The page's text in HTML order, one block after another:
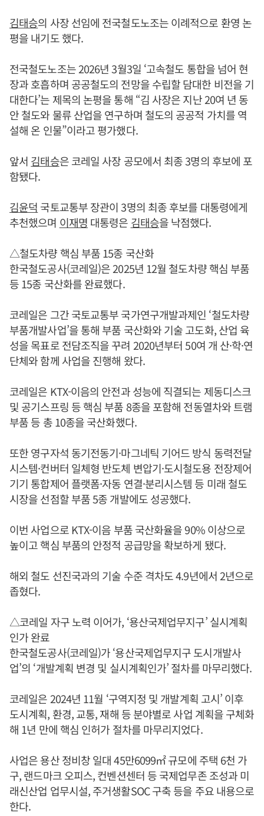
김태승의 사장 선임에 전국철도노조는 이례적으로 환영 논
평을 내기도 했다.
전국철도노조는 2026년 3월3일 ‘고속철도 통합을 넘어 현
장과 호흡하며 공공철도의 전망을 수립할 담대한 비전을 기
대한다’는 제목의 논평을 통해 “김 사장은 지난 20여 년 동
안 철도와 물류 산업을 연구하며 철도의 공공적 가치를 역
설해 온 인물”이라고 평가했다.
앞서 김태승은 코레일 사장 공모에서 최종 3명의 후보에 포
함됐다.
김윤덕 국토교통부 장관이 3명의 최종 후보를 대통령에게
추천했으며 이재명 대통령은 김태승을 낙점했다.
△철도차량 핵심 부품 15종 국산화
한국철도공사(코레일)은 2025년 12월 철도차량 핵심 부품
등 15종 국산화를 완료했다.
코레일은 그간 국토교통부 국가연구개발과제인 ‘철도차량
부품개발사업’을 통해 부품 국산화와 기술 고도화, 산업 육
성을 목표로 전담조직을 꾸려 2020년부터 50여 개 산·학·연
단체와 함께 사업을 진행해 왔다.
코레일은 KTX-이음의 안전과 성능에 직결되는 제동디스크
및 공기스프링 등 핵심 부품 8종을 포함해 전동열차와 트램
부품 등 총 10종을 국산화했다.
또한 영구자석 동기전동기·마그네틱 기어드 방식 동력전달
시스템·컨버터 일체형 반도체 변압기·도시철도용 전장제어
기기 통합제어 플랫폼·자동 연결·분리시스템 등 미래 철도
시장을 선점할 부품 5종 개발에도 성공했다.
이번 사업으로 KTX-이음 부품 국산화율을 90% 이상으로
높이고 핵심 부품의 안정적 공급망을 확보하게 됐다.
해외 철도 선진국과의 기술 수준 격차도 4.9년에서 2년으로
좁혔다.
△코레일 자구 노력 이어가, ‘용산국제업무지구’ 실시계획
인가 완료
한국철도공사(코레일)가 ‘용산국제업무지구 도시개발사
업’의 ‘개발계획 변경 및 실시계획인가’ 절차를 마무리했다.
코레일은 2024년 11월 ‘구역지정 및 개발계획 고시’ 이후
도시계획, 환경, 교통, 재해 등 분야별로 사업 계획을 구체화
해 1년 만에 핵심 인허가 절차를 마무리지었다.
사업은 용산 정비창 일대 45만6099㎡ 규모에 주택 6천 가
구, 랜드마크 오피스, 컨벤션센터 등 국제업무존 조성과 미
래신산업 업무시설, 주거생활SOC 구축 등을 주요 내용으로
한다.